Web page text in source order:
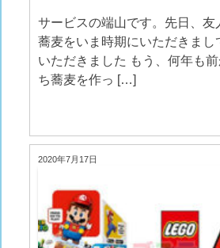
サービスの端山です。先日、友
蕎麦をいま時期にいただきまし
いただきました もう、何年も
ち蕎麦を作っ […]
2020年7月17日